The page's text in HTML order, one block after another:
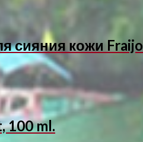
кожи
100 ml.